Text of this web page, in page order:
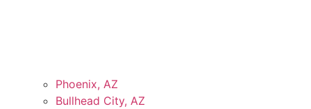
Phoenix, AZ
Bullhead City, AZ